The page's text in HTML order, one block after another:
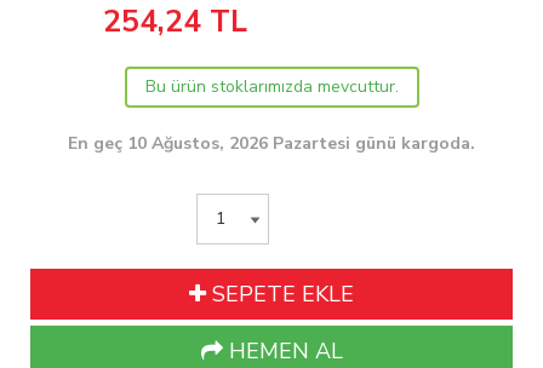
254,24TL
Bu ürün stoklarımızda mevcuttur.
En geç 10 Ağustos, 2026 Pazartesi günü kargoda.
SEPETE EKLE
HEMEN AL